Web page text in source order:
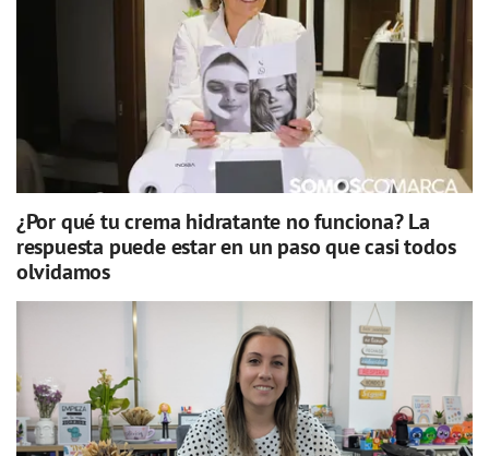
¿Por qué tu crema hidratante no funciona? La
respuesta puede estar en un paso que casi todos
olvidamos